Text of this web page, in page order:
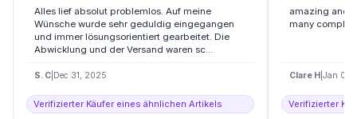
Alles lief absolut problemlos. Auf meine
Wünsche wurde sehr geduldig eingegangen
und immer lösungsorientiert gearbeitet. Die
Abwicklung und der Versand waren sc...
S. C Dec 31, 2025
Verifizierter Käufer eines ähnlichen Artikels
amazing and
many
Clare H Jan 06,
Verifizierter